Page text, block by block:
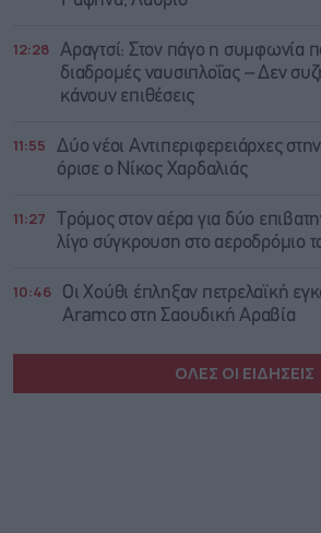
12:28 Αραγτσί: Στον πάγο η συμφωνία
διαδρομές ναυσιπλοΐας – Δεν
κάνουν επιθέσεις
11:55
Δύο νέοι Αντιπεριφερειάρχες
όρισε ο Νίκος Χαρδαλιάς
11:27
Τρόμος στον αέρα για δύο
λίγο σύγκρουση στο αεροδρόμιο
10:46
Οι Χούθι έπληξαν πετρελαϊκή
Aramco στη Σαουδική Αραβία
ΟΛΕΣ ΟΙ ΕΙΔΗΣΕΙΣ